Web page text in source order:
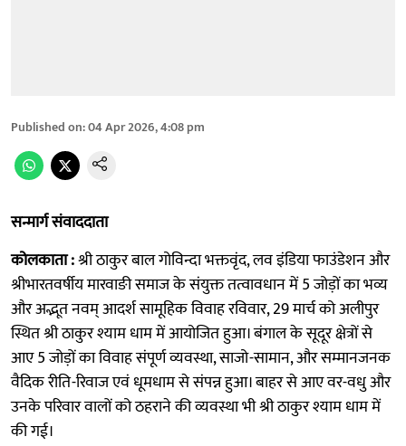
Published on:04 Apr 2026, 4:08 pm
सन्मार्ग संवाददाता
कोलकाता :श्री ठाकुर बाल गोविन्दा भक्तवृंद, लव इंडिया फाउंडेशन और
श्रीभारतवर्षीय मारवाङी समाज के संयुक्त तत्वावधान में 5 जोड़ों का भव्य
और अद्भूत नवम् आदर्श सामूहिक विवाह रविवार, 29 मार्च को अलीपुर
स्थित श्री ठाकुर श्याम धाम में आयोजित हुआ। बंगाल के सूदूर क्षेत्रों से
आए 5 जोड़ों का विवाह संपूर्ण व्यवस्था, साजो-सामान, और सम्मानजनक
वैदिक रीति-रिवाज एवं धूमधाम से संपन्न हुआ। बाहर से आए वर-वधु और
उनके परिवार वालों को ठहराने की व्यवस्था भी श्री ठाकुर श्याम धाम में
की गई।